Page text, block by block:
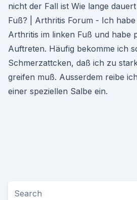
nicht der Fall ist Wie lange
Fuß? | Arthritis Forum - Ich
Arthritis im linken Fuß und habe
Auftreten. Häufig bekomme ich
Schmerzattcken, daß ich zu
greifen muß. Ausserdem reibe
einer speziellen Salbe ein.